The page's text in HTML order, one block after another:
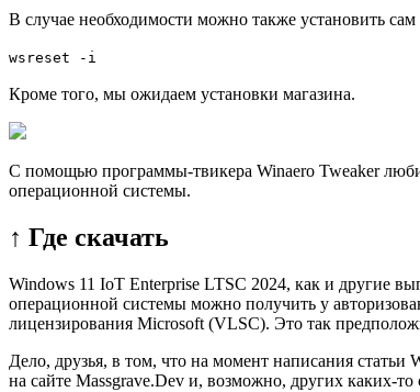
В случае необходимости можно также установить
wsreset -i
Кроме того, мы ожидаем установки магазина.
С помощью программы-твикера Winaero Tweaker
операционной системы.
↑ Где скачать
Windows 11 IoT Enterprise LTSC 2024, как и другие
операционной системы можно получить у
лицензирования Microsoft (VLSC). Это так
Дело, друзья, в том, что на момент написания
на сайте Massgrave.Dev и, возможно, других каких-